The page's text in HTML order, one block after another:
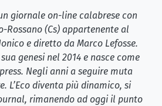
giornale on-line calabrese con
Rossano (Cs) appartenente al
e diretto da Marco Lefosse.
genesi nel 2014 e nasce come
Negli anni a seguire muta
L’Eco diventa più dinamico, si
rimanendo ad oggi il punto